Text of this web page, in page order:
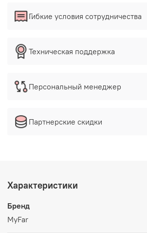
Гибкие условия сотрудничества
Техническая поддержка
Персональный менеджер
Партнерские скидки
Характеристики
Бренд
MyFar